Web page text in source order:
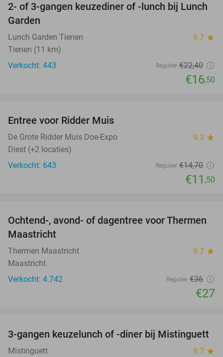
26%
2- of 3-gangen keuzediner of -lunch bij Lunch
Garden
Lunch Garden Tienen 9.7 star
Tienen (11 km)
Verkocht: 443
Regulier €22,40
€16,50
Entree voor Ridder Muis
De Grote Ridder Muis Doe-Expo 9.3 star
Diest (+2 locaties)
Verkocht: 643
Regulier €14,70
€11 ,50
25%
Ochtend-, avond- of dagentree voor Thermen
Maastricht
Thermen Maastricht 9.7 star
Maastricht
Verkocht: 4.742
Regulier €36
€27
23%
3-gangen keuzelunch of -diner bij Mistinguett
Mistinguett 9.7 star